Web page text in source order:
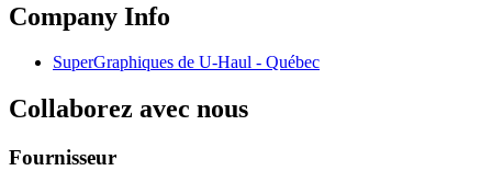
Company Info
SuperGraphiques de U-Haul - Québec
Collaborez avec nous
Fournisseur